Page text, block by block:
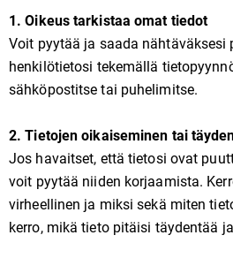
1. Oikeus tarkistaa omat tiedot
Voit pyytää ja saada nähtäväksesi
henkilötietosi tekemällä
sähköpostitse tai puhelimitse.
2. Tietojen oikaiseminen tai
Jos havaitset, että tietosi ovat
voit pyytää niiden korjaamista.
virheellinen ja miksi sekä miten
kerro, mikä tieto pitäisi täydentää